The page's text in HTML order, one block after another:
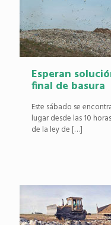
Esperan
final de basura
Este sábado se
lugar desde las 10
de la ley de […]